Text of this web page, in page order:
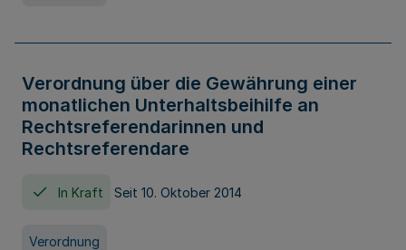
Verordnung über die Gewährung einer
monatlichen Unterhaltsbeihilfe an
Rechtsreferendarinnen und
Rechtsreferendare
In Kraft Seit 10. Oktober 2014
Verordnung